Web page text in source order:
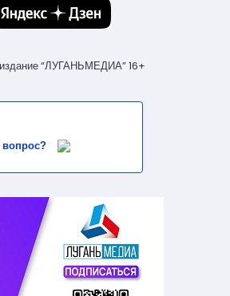
“ЛУГАНЬМЕДИА” 16+
вопрос?